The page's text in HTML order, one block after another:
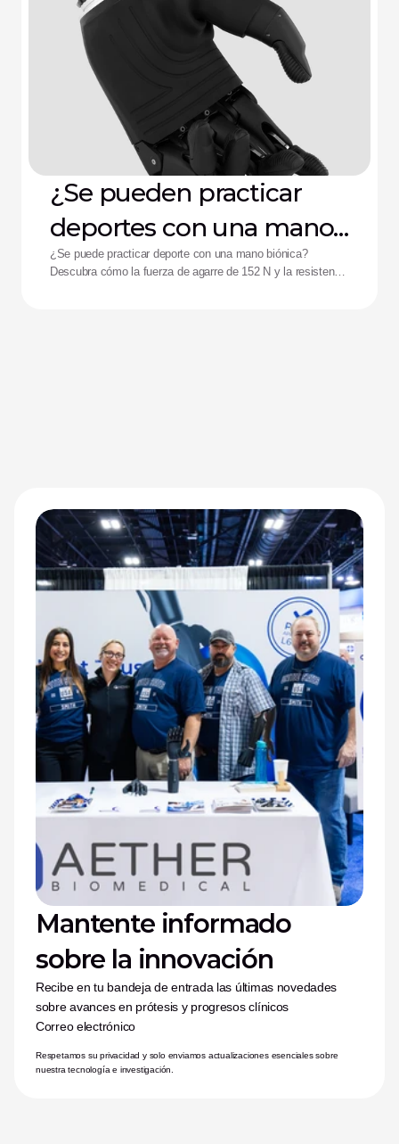
¿Se pueden practicar
deportes con una mano
biónica?
¿Se puede practicar deporte con una mano biónica?
Descubra cómo la fuerza de agarre de 152 N y la resistencia
Mantente informado
sobre la innovación
Recibe en tu bandeja de entrada las últimas novedades
sobre avances en prótesis y progresos clínicos
Correo electrónico
Respetamos su privacidad y solo enviamos actualizaciones esenciales sobre
nuestra tecnología e investigación.